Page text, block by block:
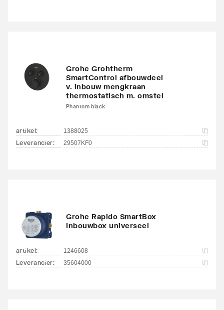
Grohe Grohtherm
SmartControl afbouwdeel
v. inbouw mengkraan
thermostatisch m. omstel
Phantom black
artikel: 1388025
Leverancier: 29507KF0
Grohe Rapido SmartBox
Inbouwbox universeel
artikel: 1246608
Leverancier: 35604000